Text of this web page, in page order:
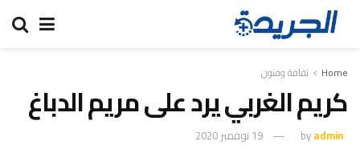
Home ثقافة وفنون
كريم الغربي يرد على مريم الدباغ
byadmin 19 نوفمبر 2020